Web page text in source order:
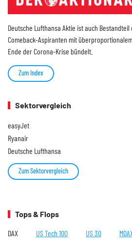
Deutsche Lufthansa Aktie ist auch Bestandteil
Comeback-Aspiranten mit
Ende der Corona-Krise bündelt.
Zum Index
Sektorvergleich
easyJet
Ryanair
Deutsche Lufthansa
Zum Sektorvergleich
Tops & Flops
DAX US Tech 100 US 30